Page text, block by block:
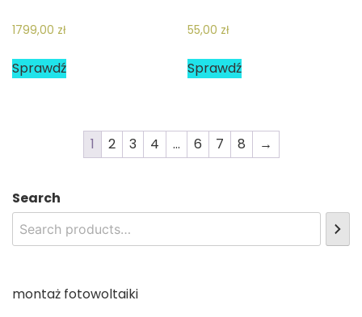
1799,00 zł
Sprawdź
55,00 zł
Sprawdź
1 2 3 4 … 6 7 8 →
Search
montaż fotowoltaiki